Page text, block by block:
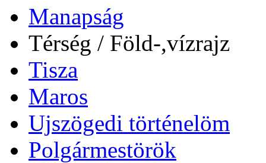
Manapság
Térség / Föld-,vízrajz
Tisza
Maros
Ujszögedi történelöm
Polgármestörök